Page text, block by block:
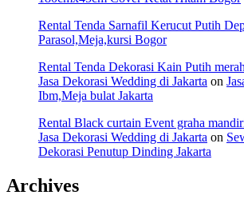
Rental Tenda Sarnafil Kerucut Putih
Parasol,Meja,kursi Bogor
Rental Tenda Dekorasi Kain Putih
Jasa Dekorasi Wedding di Jakarta on
Ibm,Meja bulat Jakarta
Rental Black curtain Event graha
Jasa Dekorasi Wedding di Jakarta on
Dekorasi Penutup Dinding Jakarta
Archives